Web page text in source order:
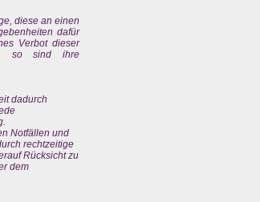
diese an einen
dafür
Verbot dieser
so sind ihre
dadurch
Notfällen und
rechtzeitige
Rücksicht zu
dem